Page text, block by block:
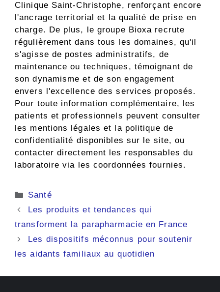
Clinique Saint-Christophe, renforçant encore
l'ancrage territorial et la qualité de prise en
charge. De plus, le groupe Bioxa recrute
régulièrement dans tous les domaines, qu'il
s'agisse de postes administratifs, de
maintenance ou techniques, témoignant de
son dynamisme et de son engagement
envers l'excellence des services proposés.
Pour toute information complémentaire, les
patients et professionnels peuvent consulter
les mentions légales et la politique de
confidentialité disponibles sur le site, ou
contacter directement les responsables du
laboratoire via les coordonnées fournies.
Catégories
Santé
Les produits et tendances qui
transforment la parapharmacie en France
Les dispositifs méconnus pour soutenir
les aidants familiaux au quotidien